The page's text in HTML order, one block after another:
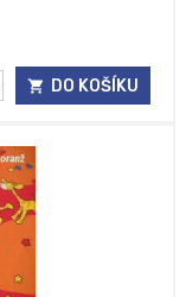
DO KOŠÍKU